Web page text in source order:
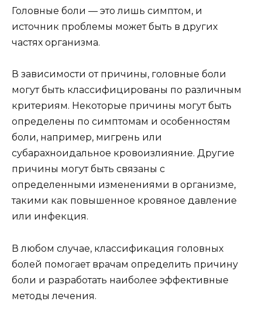
Головные боли — это лишь симптом, и
источник проблемы может быть в других
частях организма.
В зависимости от причины, головные боли
могут быть классифицированы по различным
критериям. Некоторые причины могут быть
определены по симптомам и особенностям
боли, например, мигрень или
субарахноидальное кровоизлияние. Другие
причины могут быть связаны с
определенными изменениями в организме,
такими как повышенное кровяное давление
или инфекция.
В любом случае, классификация головных
болей помогает врачам определить причину
боли и разработать наиболее эффективные
методы лечения.